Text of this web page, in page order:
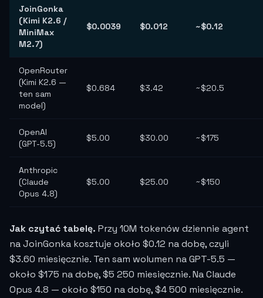
JoinGonka
(Kimi K2.6 /
MiniMax
M2.7)
$0.0039 $0.012 ~$0.12
OpenRouter
(Kimi K2.6 —
ten sam
model)
$0.684 $3.42 ~$20.5
OpenAI
(GPT-5.5)
$5.00 $30.00 ~$175
Anthropic
(Claude
Opus 4.8)
$5.00 $25.00 ~$150
Jak czytać tabelę. Przy 10M tokenów dziennie agent
na JoinGonka kosztuje około $0.12 na dobę, czyli
$3.60 miesięcznie. Ten sam wolumen na GPT-5.5 —
około $175 na dobę, $5 250 miesięcznie. Na Claude
Opus 4.8 — około $150 na dobę, $4 500 miesięcznie.